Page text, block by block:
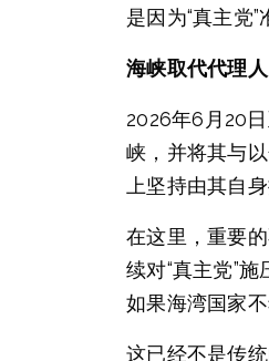
是因为“真主党
海峡取代代理
2026年6月20
峡，并将其与
上坚持由其自
在这里，重要
续对“真主党”
如果海湾国家
这已经不是传